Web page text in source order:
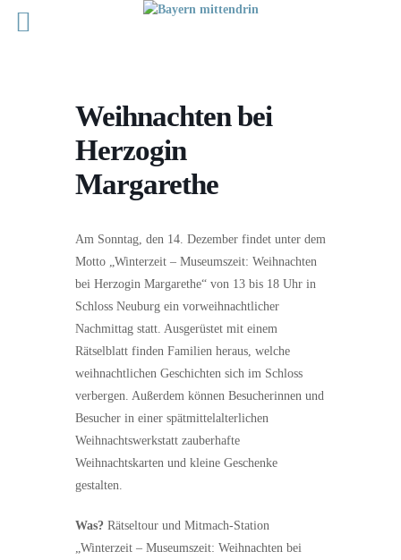
Weihnachten bei
Herzogin
Margarethe
Am Sonntag, den 14. Dezember findet unter dem
Motto „Winterzeit – Museumszeit: Weihnachten
bei Herzogin Margarethe“ von 13 bis 18 Uhr in
Schloss Neuburg ein vorweihnachtlicher
Nachmittag statt. Ausgerüstet mit einem
Rätselblatt finden Familien heraus, welche
weihnachtlichen Geschichten sich im Schloss
verbergen. Außerdem können Besucherinnen und
Besucher in einer spätmittelalterlichen
Weihnachtswerkstatt zauberhafte
Weihnachtskarten und kleine Geschenke
gestalten.
Was? Rätseltour und Mitmach-Station
„Winterzeit – Museumszeit: Weihnachten bei